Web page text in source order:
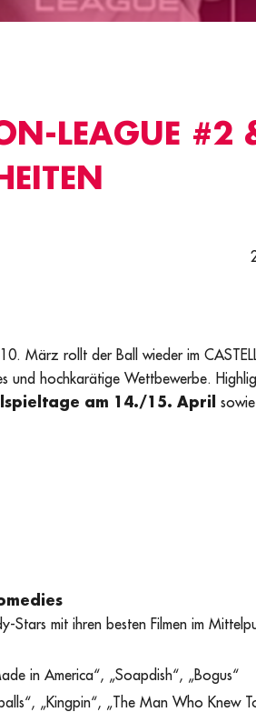
LEAGUE #2
März rollt der Ball wieder im
und hochkarätige Wettbewerbe.
am 14./15. April
Stars mit ihren besten Filmen im
in America“, „Soapdish“, „Bogus“
„Kingpin“, „The Man Who Knew